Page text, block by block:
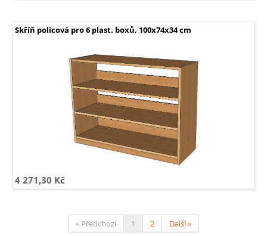
Skříň policová pro 6 plast. boxů, 100x74x34 cm
4 271,30 Kč
« Předchozí 1 2 Další »